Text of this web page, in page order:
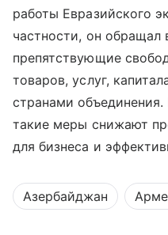
работы Евразийского
частности, он обращал
препятствующие
товаров, услуг,
странами
такие меры снижают
для бизнеса и
Азербайджан